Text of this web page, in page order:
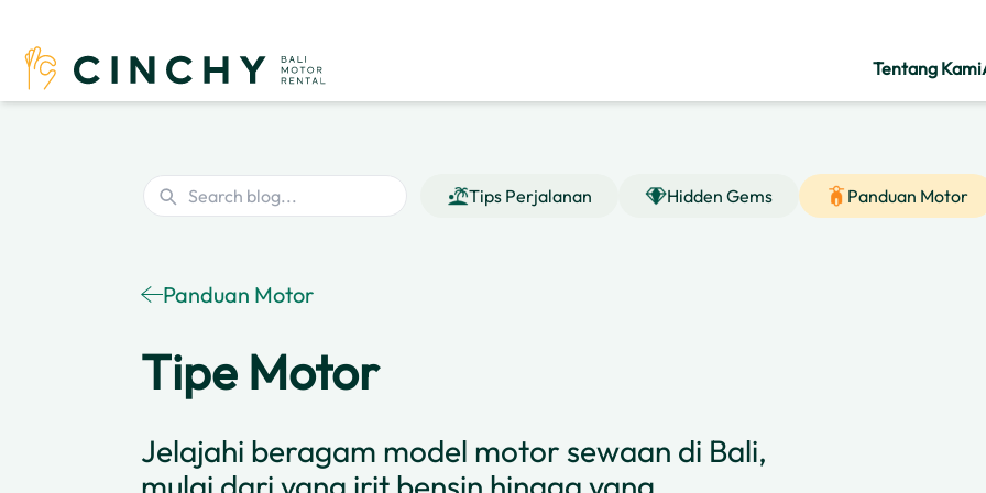
Tentang Kami
Tips Perjalanan Hidden Gems Panduan Motor
Panduan Motor
Tipe Motor
Jelajahi beragam model motor sewaan di Bali,